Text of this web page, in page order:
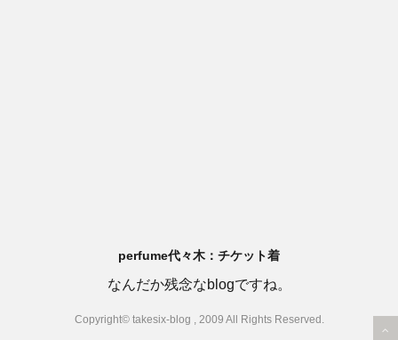
perfume代々木：チケット着
なんだか残念なblogですね。
Copyright© takesix-blog , 2009 All Rights Reserved.